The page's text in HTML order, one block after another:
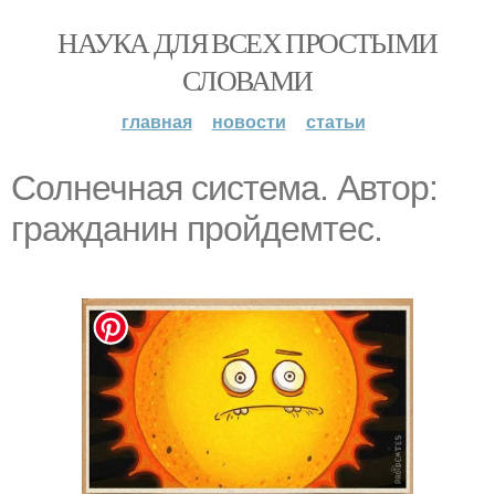
НАУКА ДЛЯ ВСЕХ ПРОСТЫМИ
СЛОВАМИ
главная новости статьи
Солнечная система. Автор:
гражданин пройдемтес.